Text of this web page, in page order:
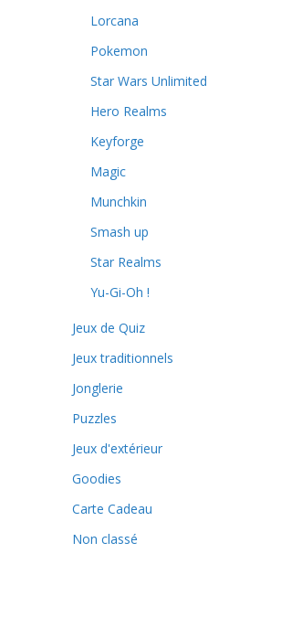
Lorcana
Pokemon
Star Wars Unlimited
Hero Realms
Keyforge
Magic
Munchkin
Smash up
Star Realms
Yu-Gi-Oh !
Jeux de Quiz
Jeux traditionnels
Jonglerie
Puzzles
Jeux d'extérieur
Goodies
Carte Cadeau
Non classé